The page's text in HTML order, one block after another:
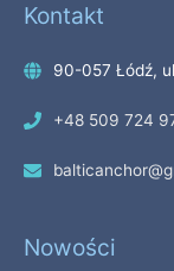
Kontakt
90-057 Łódź,
+48 509 724
Nowości